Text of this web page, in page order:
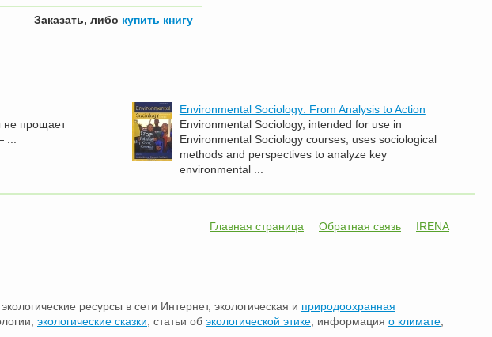
Заказать, либо купить книгу
не прощает
...
Environmental Sociology: From Analysis to Action
Environmental Sociology, intended for use in
Environmental Sociology courses, uses sociological
methods and perspectives to analyze key
environmental ...
Главная страница Обратная связь IRENA
ресурсы в сети Интернет, экологическая и природоохранная
экологические сказки, статьи об экологической этике, информация о климате,